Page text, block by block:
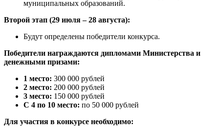
муниципальных образований.
Второй этап (29 июля – 28 августа):
Будут определены победители конкурса.
Победители награждаются дипломами Министерства и
денежными призами:
1 место: 300 000 рублей
2 место: 200 000 рублей
3 место: 150 000 рублей
С 4 по 10 место: по 50 000 рублей
Для участия в конкурсе необходимо: